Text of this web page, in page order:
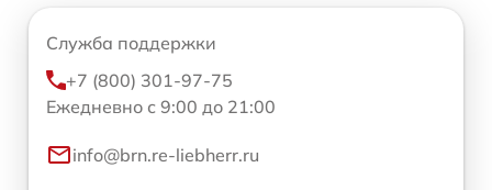
Служба поддержки
+7 (800) 301-97-75
Ежедневно с 9:00 до 21:00
info@brn.re-liebherr.ru